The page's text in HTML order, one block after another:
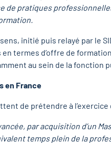
de pratiques
initié puis relayé par le
termes d’offre de
au sein de la fonction
en France
de prétendre à l’exercice
par acquisition d’un
temps plein de la